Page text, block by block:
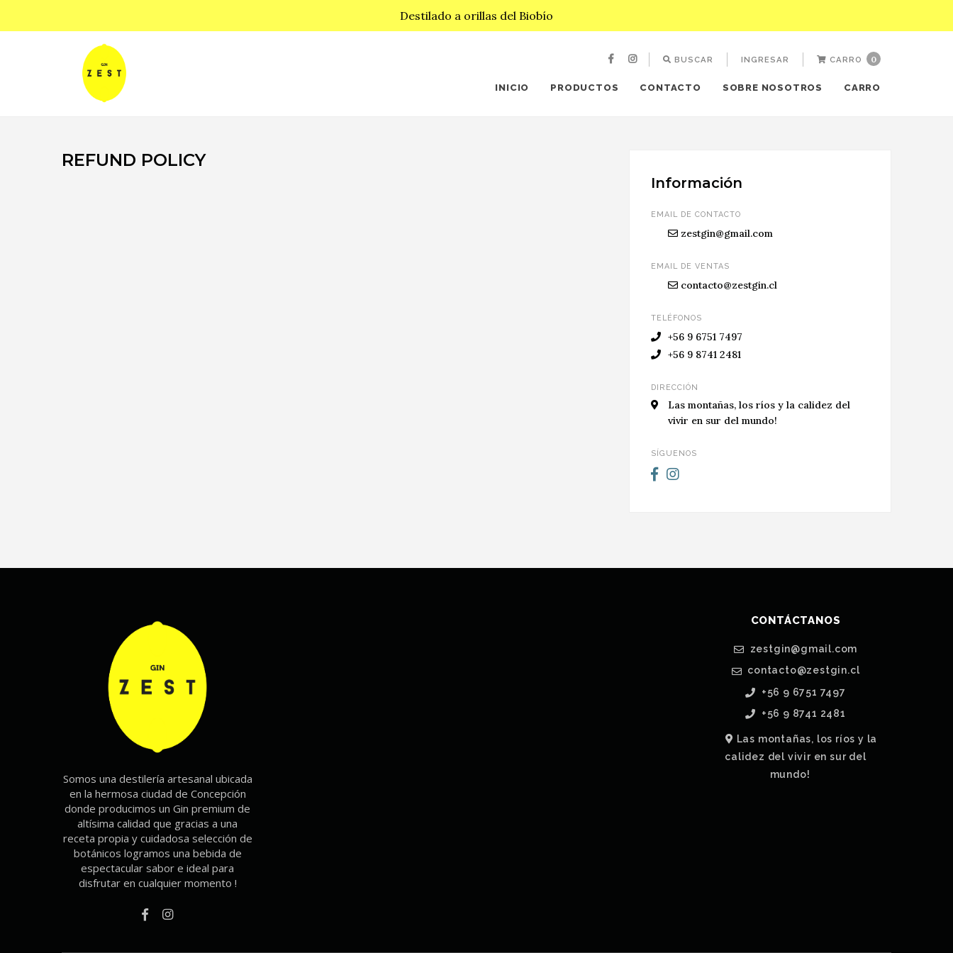
Destilado a orillas del Biobío
BUSCAR INGRESAR CARRO 0
INICIO PRODUCTOS CONTACTO SOBRE NOSOTROS CARRO
REFUND POLICY
Información
EMAIL DE CONTACTO
zestgin@gmail.com
EMAIL DE VENTAS
contacto@zestgin.cl
TELÉFONOS
+56 9 6751 7497
+56 9 8741 2481
DIRECCIÓN
Las montañas, los ríos y la calidez del
vivir en sur del mundo!
SÍGUENOS
Somos una destilería artesanal ubicada
en la hermosa ciudad de Concepción
donde producimos un Gin premium de
altísima calidad que gracias a una
receta propia y cuidadosa selección de
botánicos logramos una bebida de
espectacular sabor e ideal para
disfrutar en cualquier momento !
CONTÁCTANOS
zestgin@gmail.com
contacto@zestgin.cl
+56 9 6751 7497
+56 9 8741 2481
Las montañas, los ríos y la
calidez del vivir en sur del
mundo!